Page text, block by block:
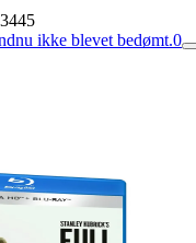
ikke blevet bedømt.0